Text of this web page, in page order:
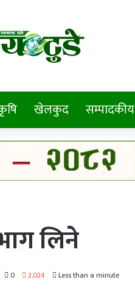
खेलकुद सम्पादकीय
लिने
0 2,024 Less than a minute